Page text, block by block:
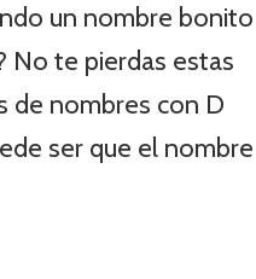
un nombre bonito
No te pierdas estas
de nombres con D
ser que el nombre